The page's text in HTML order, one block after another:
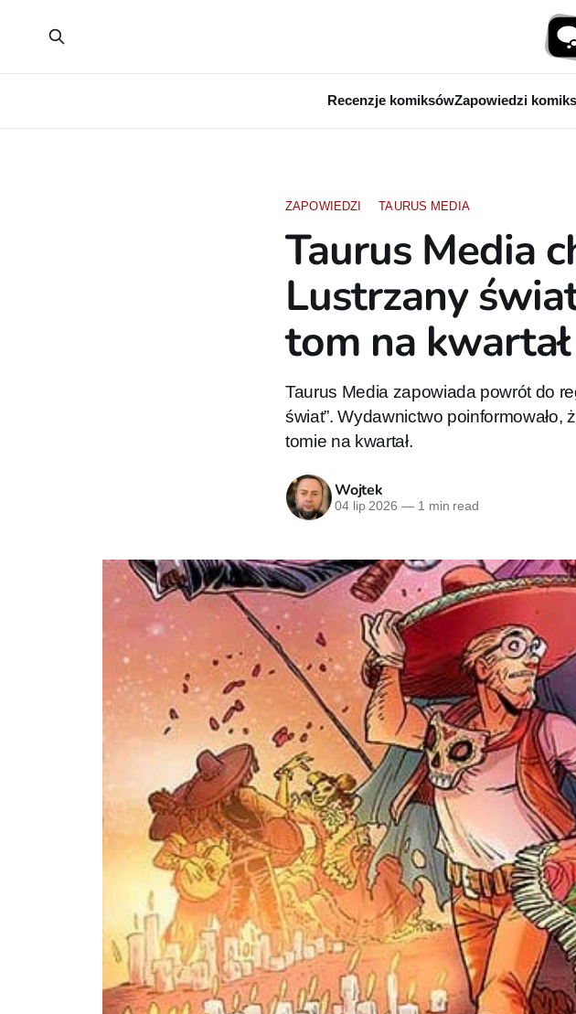
Recenzje komiksówZapowiedzi
ZAPOWIEDZI TAURUS MEDIA
Taurus Media
Lustrzany
tom na kwartał
Taurus Media zapowiada powrót do
świat”. Wydawnictwo
tomie na kwartał.
Wojtek
04 lip 2026 —1 min read